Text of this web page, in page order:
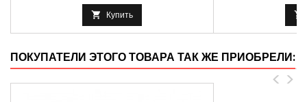
 Купить 
ПОКУПАТЕЛИ ЭТОГО ТОВАРА ТАК ЖЕ ПРИОБРЕЛИ:
>
<